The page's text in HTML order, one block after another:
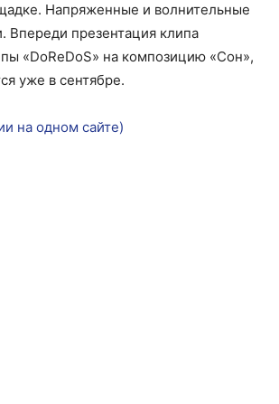
Напряженные и волнительные
Впереди презентация клипа
«DoReDoS» на композицию «Сон»,
уже в сентябре.
на одном сайте)